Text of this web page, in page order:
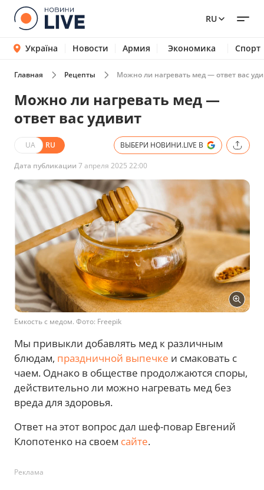
RU
Україна Новости Армия Экономика Спорт
Главная Рецепты Можно ли нагревать мед — ответ вас
Можно ли нагревать мед —
ответ вас удивит
UA RU ВЫБЕРИ НОВИНИ.LIVE В
Дата публикации 7 апреля 2025 22:00
Емкость с медом. Фото: Freepik
Мы привыкли добавлять мед к различным
блюдам, праздничной выпечке и смаковать с
чаем. Однако в обществе продолжаются споры,
действительно ли можно нагревать мед без
вреда для здоровья.
Ответ на этот вопрос дал шеф-повар Евгений
Клопотенко на своем сайте.
Реклама